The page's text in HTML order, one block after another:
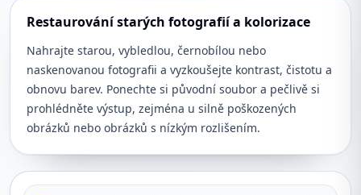
Restaurování starých fotografií a kolorizace
Nahrajte starou, vybledlou, černobílou nebo
naskenovanou fotografii a vyzkoušejte kontrast, čistotu a
obnovu barev. Ponechte si původní soubor a pečlivě si
prohlédněte výstup, zejména u silně poškozených
obrázků nebo obrázků s nízkým rozlišením.